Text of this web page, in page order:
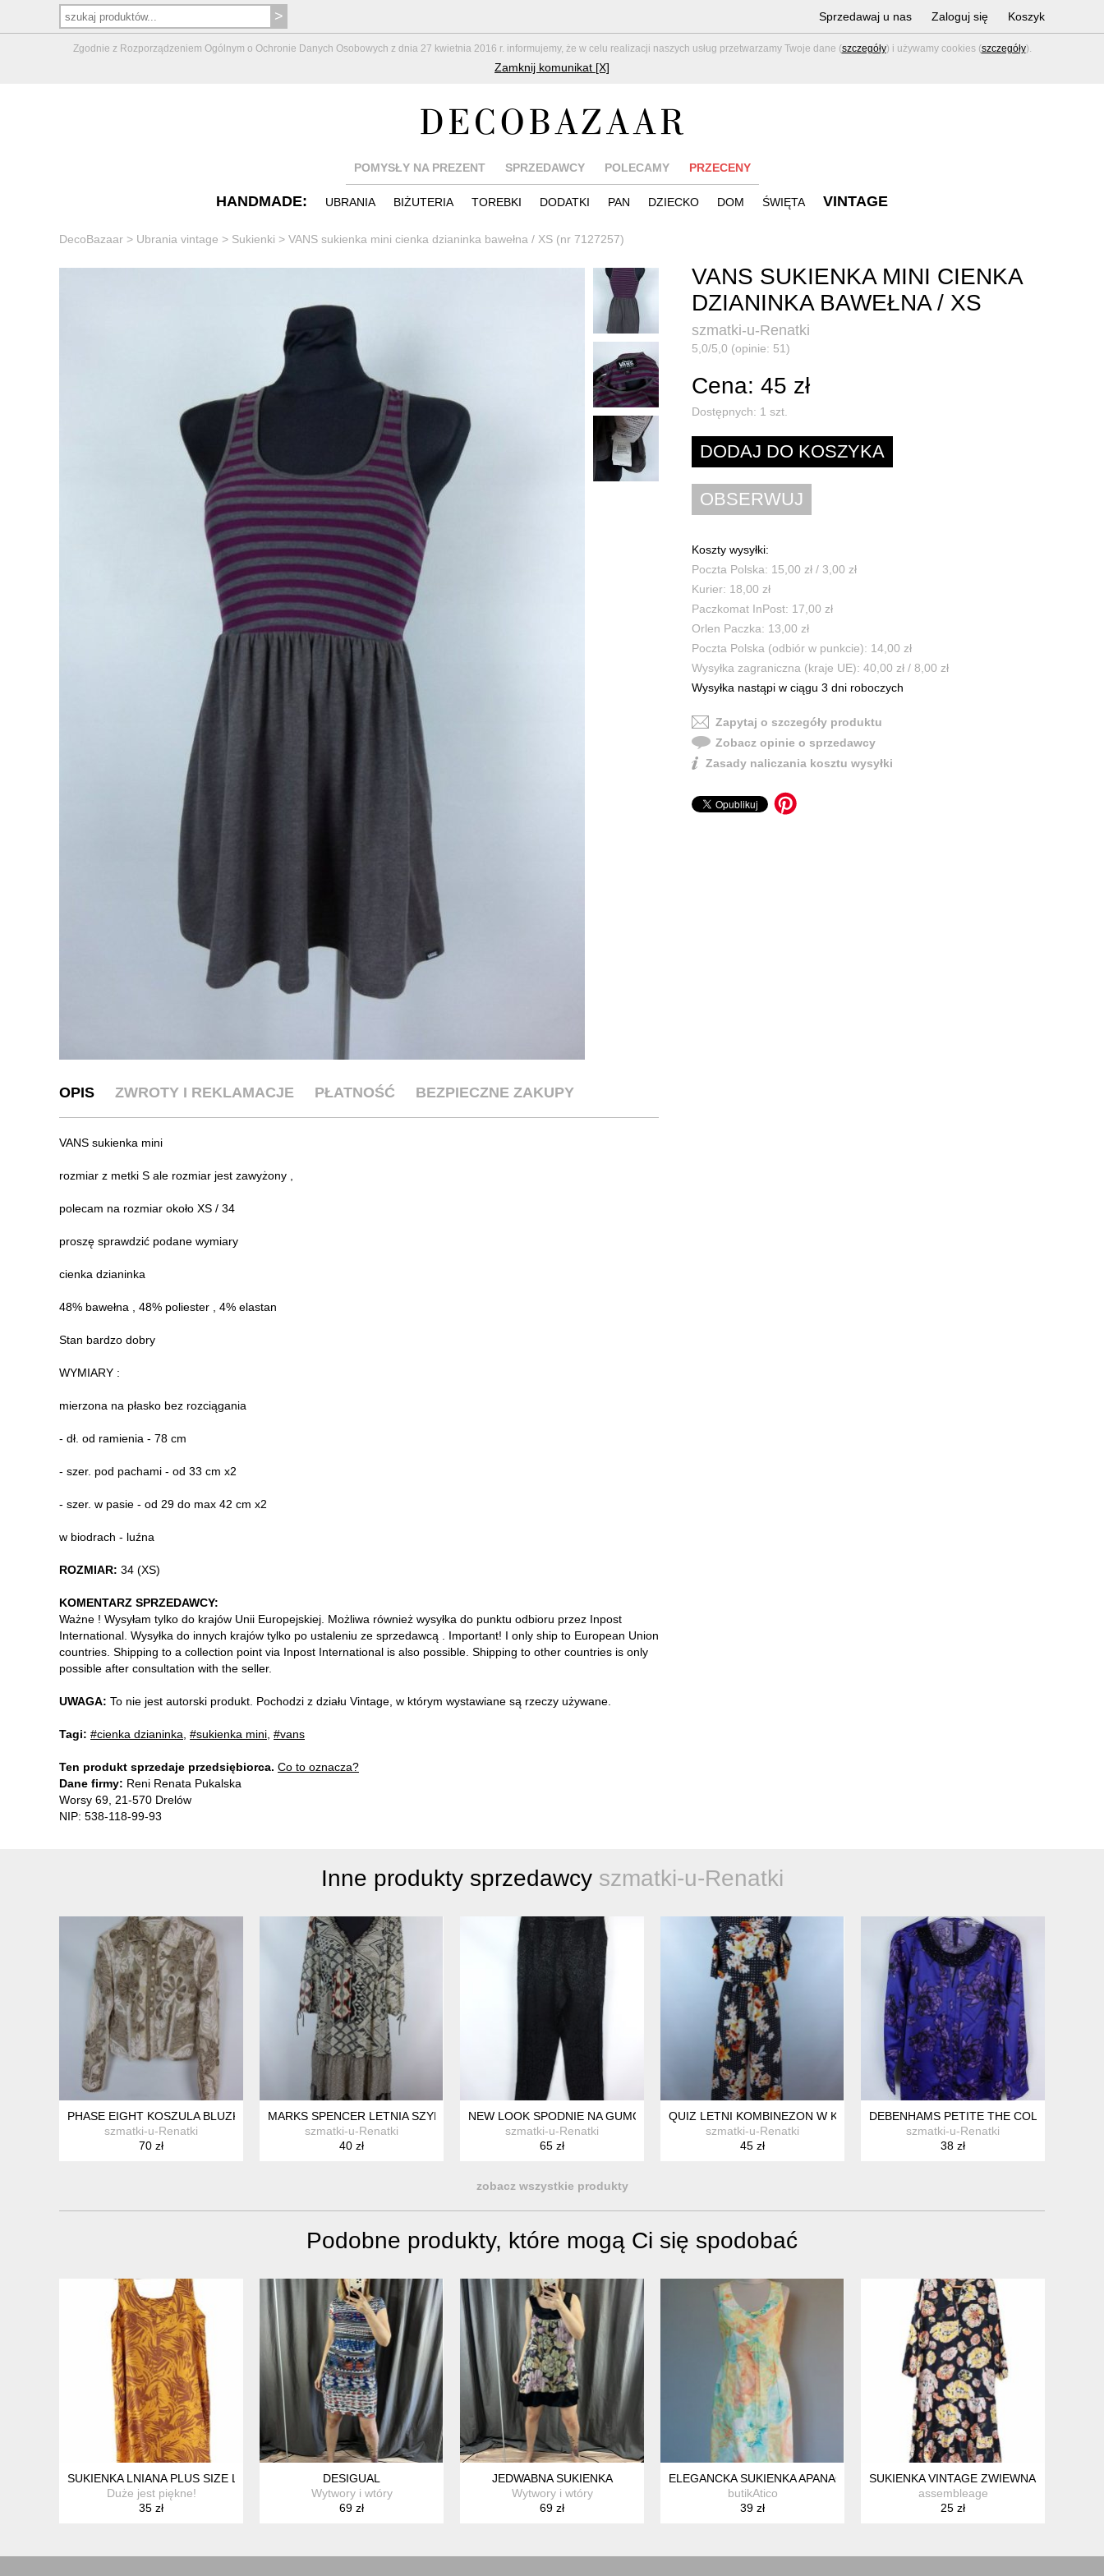
Zgodnie z Rozporządzeniem Ogólnym o Ochronie Danych Osobowych z dnia 27 kwietnia 2016 r. informujemy, że w celu realizacji naszych usług przetwarzamy Twoje dane (szczegóły) i używamy cookies (szczegóły).
Zamknij komunikat [X]
Sprzedawaj u nas Zaloguj się Koszyk
POMYSŁY NA PREZENT SPRZEDAWCY POLECAMY PRZECENY
HANDMADE: UBRANIA BIŻUTERIA TOREBKI DODATKI PAN DZIECKO DOM ŚWIĘTA VINTAGE
DecoBazaar > Ubrania vintage > Sukienki > VANS sukienka mini cienka dzianinka bawełna / XS (nr 7127257)
VANS SUKIENKA MINI CIENKA
DZIANINKA BAWEŁNA / XS
szmatki-u-Renatki
5,0/5,0 (opinie: 51)
Cena: 45 zł
Dostępnych: 1 szt.
Koszty wysyłki:
Poczta Polska: 15,00 zł / 3,00 zł
Kurier: 18,00 zł
Paczkomat InPost: 17,00 zł
Orlen Paczka: 13,00 zł
Poczta Polska (odbiór w punkcie): 14,00 zł
Wysyłka zagraniczna (kraje UE): 40,00 zł / 8,00 zł
Wysyłka nastąpi w ciągu 3 dni roboczych
Zapytaj o szczegóły produktu
Zobacz opinie o sprzedawcy
Zasady naliczania kosztu wysyłki
OPIS ZWROTY I REKLAMACJE PŁATNOŚĆ BEZPIECZNE ZAKUPY
VANS sukienka mini
rozmiar z metki S ale rozmiar jest zawyżony ,
polecam na rozmiar około XS / 34
proszę sprawdzić podane wymiary
cienka dzianinka
48% bawełna , 48% poliester , 4% elastan
Stan bardzo dobry
WYMIARY :
mierzona na płasko bez rozciągania
- dł. od ramienia - 78 cm
- szer. pod pachami - od 33 cm x2
- szer. w pasie - od 29 do max 42 cm x2
w biodrach - luźna
ROZMIAR: 34 (XS)
KOMENTARZ SPRZEDAWCY:
Ważne ! Wysyłam tylko do krajów Unii Europejskiej. Możliwa również wysyłka do punktu odbioru przez Inpost
International. Wysyłka do innych krajów tylko po ustaleniu ze sprzedawcą . Important! I only ship to European Union
countries. Shipping to a collection point via Inpost International is also possible. Shipping to other countries is only
possible after consultation with the seller.
UWAGA: To nie jest autorski produkt. Pochodzi z działu Vintage, w którym wystawiane są rzeczy używane.
Tagi: #cienka dzianinka #sukienka mini #vans
Ten produkt sprzedaje przedsiębiorca. Co to oznacza?
Dane firmy: Reni Renata Pukalska
Worsy 69, 21-570 Drelów
NIP: 538-118-99-93
Inne produkty sprzedawcy szmatki-u-Renatki
PHASE EIGHT KOSZULA BLUZKA Z SIATECZKI Z APLIKACJAMI 12 / 38
szmatki-u-Renatki
70 zł
MARKS SPENCER LETNIA SZYFONOWA SUKIENKA FALBANY 14 / 40
szmatki-u-Renatki
40 zł
NEW LOOK SPODNIE NA GUMCE CHINOSY 12 / 40 Z METKĄ
szmatki-u-Renatki
65 zł
QUIZ LETNI KOMBINEZON W KWIATY 10 / 36
szmatki-u-Renatki
45 zł
DEBENHAMS PETITE THE COLLECTION
szmatki-u-Renatki
38 zł
zobacz wszystkie produkty
Podobne produkty, które mogą Ci się spodobać
SUKIENKA LNIANA PLUS SIZE LEN WISKOZA 48 DUŻY ROZMIAR
Duże jest piękne!
35 zł
DESIGUAL
Wytwory i wtóry
69 zł
JEDWABNA SUKIENKA
Wytwory i wtóry
69 zł
ELEGANCKA SUKIENKA APANAGE *27
butikAtico
39 zł
SUKIENKA VINTAGE ZWIEWNA Z DŁUGIM
assembleage
25 zł